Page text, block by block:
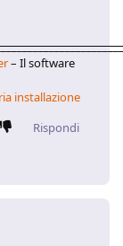
– Il software
installazione
Rispondi